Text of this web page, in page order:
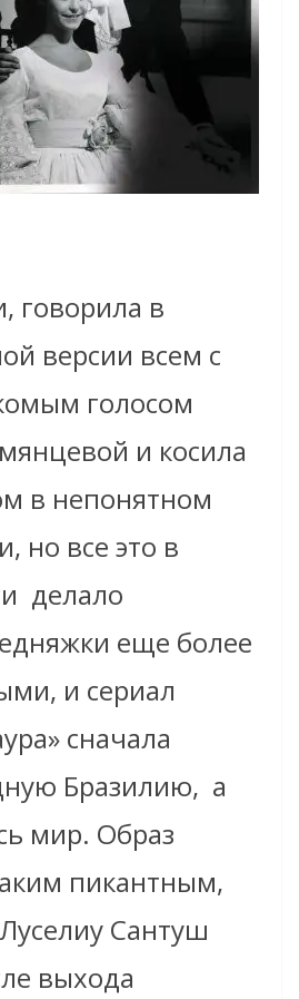
говорила в
версии всем с
голосом
и косила
в непонятном
но все это в
делало
еще более
и сериал
сначала
Бразилию, а
мир. Образ
пикантным,
Сантуш
выхода